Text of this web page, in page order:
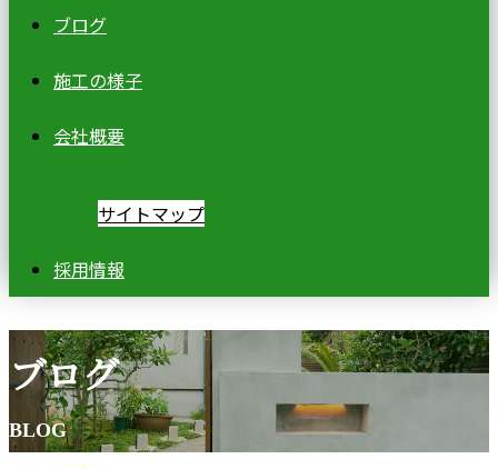
ブログ
施工の様子
会社概要
サイトマップ
採用情報
ブログ
BLOG